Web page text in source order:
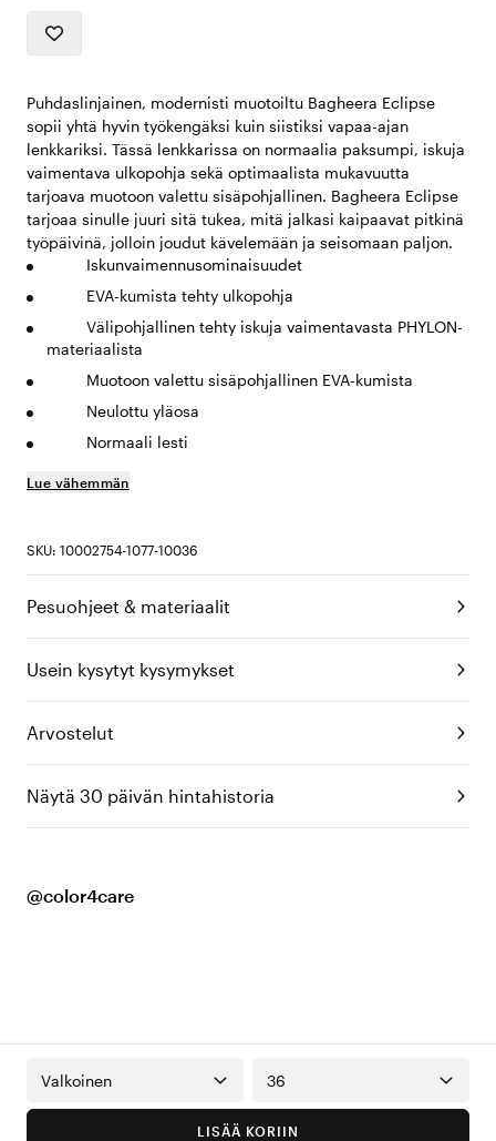
Puhdaslinjainen, modernisti muotoiltu Bagheera Eclipse
sopii yhtä hyvin työkengäksi kuin siistiksi vapaa-ajan
lenkkariksi. Tässä lenkkarissa on normaalia paksumpi, iskuja
vaimentava ulkopohja sekä optimaalista mukavuutta
tarjoava muotoon valettu sisäpohjallinen. Bagheera Eclipse
tarjoaa sinulle juuri sitä tukea, mitä jalkasi kaipaavat pitkinä
työpäivinä, jolloin joudut kävelemään ja seisomaan paljon.
Iskunvaimennusominaisuudet
EVA-kumista tehty ulkopohja
Välipohjallinen tehty iskuja vaimentavasta PHYLON-
materiaalista
Muotoon valettu sisäpohjallinen EVA-kumista
Neulottu yläosa
Normaali lesti
Lue vähemmän
SKU: 10002754-1077-10036
Pesuohjeet & materiaalit
Usein kysytyt kysymykset
Arvostelut
Näytä 30 päivän hintahistoria
@color4care
Valkoinen 36
LISÄÄ KORIIN